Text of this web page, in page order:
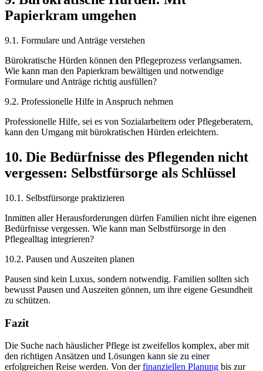
Papierkram umgehen
9.1. Formulare und Anträge verstehen
Bürokratische Hürden können den Pflegeprozess verlangsamen.
Wie kann man den Papierkram bewältigen und notwendige
Formulare und Anträge richtig ausfüllen?
9.2. Professionelle Hilfe in Anspruch nehmen
Professionelle Hilfe, sei es von Sozialarbeitern oder Pflegeberatern,
kann den Umgang mit bürokratischen Hürden erleichtern.
10. Die Bedürfnisse des Pflegenden nicht
vergessen: Selbstfürsorge als Schlüssel
10.1. Selbstfürsorge praktizieren
Inmitten aller Herausforderungen dürfen Familien nicht ihre eigenen
Bedürfnisse vergessen. Wie kann man Selbstfürsorge in den
Pflegealltag integrieren?
10.2. Pausen und Auszeiten planen
Pausen sind kein Luxus, sondern notwendig. Familien sollten sich
bewusst Pausen und Auszeiten gönnen, um ihre eigene Gesundheit
zu schützen.
Fazit
Die Suche nach häuslicher Pflege ist zweifellos komplex, aber mit
den richtigen Ansätzen und Lösungen kann sie zu einer
erfolgreichen Reise werden. Von derfinanziellen Planung bis zur